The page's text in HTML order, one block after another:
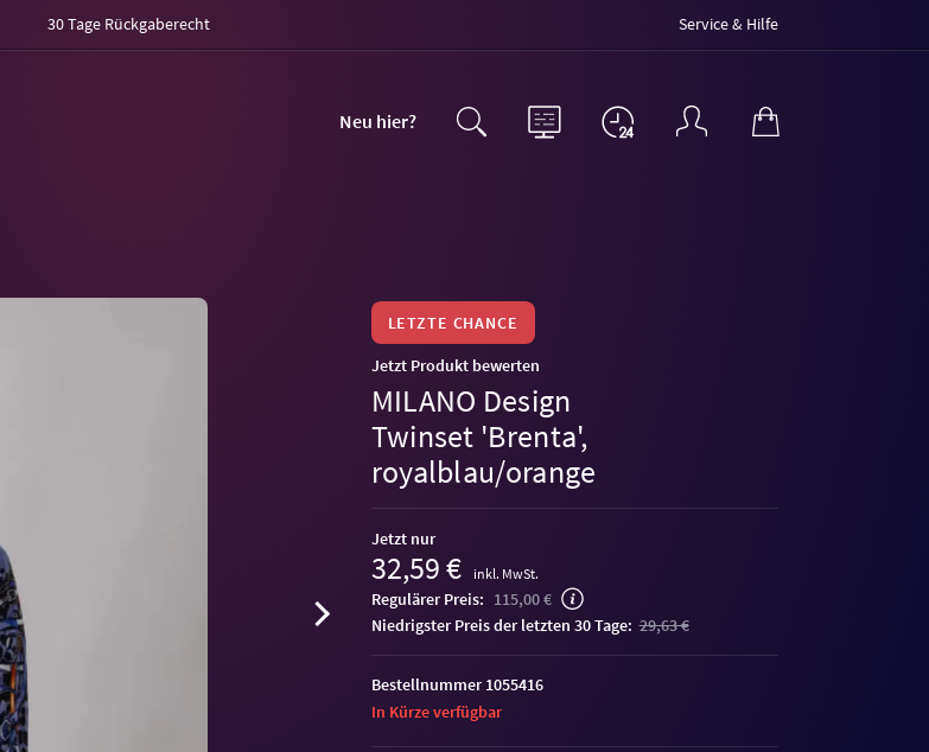
30 Tage Rückgaberecht Service & Hilfe
Neu hier?
LETZTE CHANCE
Jetzt Produkt bewerten
MILANO Design
Twinset 'Brenta',
royalblau/orange
Jetzt nur
32,59 € inkl. MwSt.
Regulärer Preis: 115,00 €
niedrigster Preis der letzten 30 Tage: 29,63 €
Bestellnummer 1055416
In Kürze verfügbar